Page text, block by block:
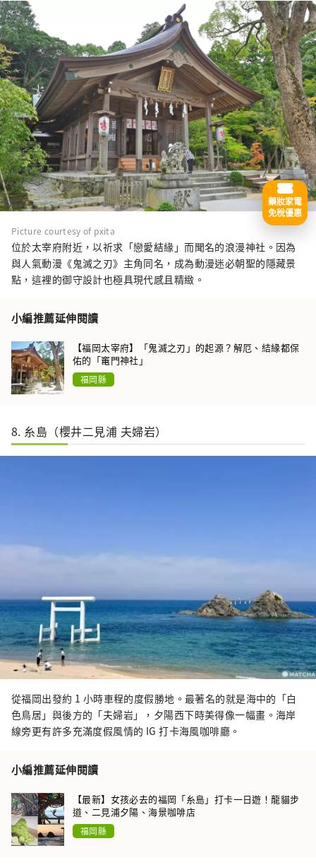
Picture courtesy of pxita
位於太宰府附近，以祈求「戀愛結緣」而聞名的浪漫神社。因為
與人氣動漫《鬼滅之刃》主角同名，成為動漫迷必朝聖的隱藏景
點，這裡的御守設計也極具現代感且精緻。
小編推薦延伸閱讀
【福岡太宰府】「鬼滅之刃」的起源？解厄、結緣都保
佑的「竃門神社」
福岡縣
8. 糸島（櫻井二見浦 夫婦岩）
從福岡出發約 1 小時車程的度假勝地。最著名的就是海中的「白
色鳥居」與後方的「夫婦岩」，夕陽西下時美得像一幅畫。海岸
線旁更有許多充滿度假風情的 IG 打卡海風咖啡廳。
小編推薦延伸閱讀
【最新】女孩必去的福岡「糸島」打卡一日遊！龍貓步
道、二見浦夕陽、海景咖啡店
福岡縣
藥妝家電
免稅優惠